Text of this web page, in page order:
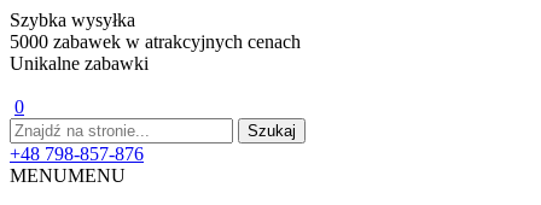
Szybka wysyłka
5000 zabawek w atrakcyjnych cenach
Unikalne zabawki
0
+48 798-857-876
MENUMENU